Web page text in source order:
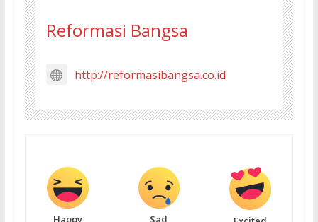
Reformasi Bangsa
http://reformasibangsa.co.id
Happy Sad